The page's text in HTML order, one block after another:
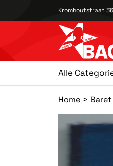
Kromhoutstraat
Alle
Home Baret